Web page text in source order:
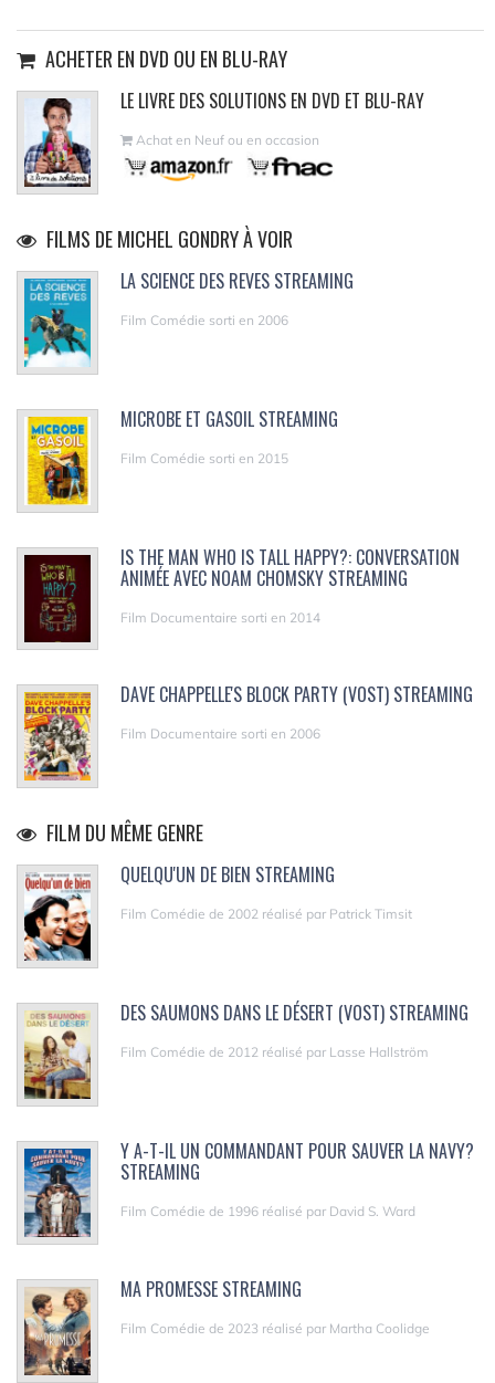
ACHETER EN DVD OU EN BLU-RAY
LE LIVRE DES SOLUTIONS EN DVD ET BLU-RAY
Achat en Neuf ou en occasion
FILMS DE MICHEL GONDRY À VOIR
LA SCIENCE DES REVES STREAMING
Film Comédie sorti en 2006
MICROBE ET GASOIL STREAMING
Film Comédie sorti en 2015
IS THE MAN WHO IS TALL HAPPY?: CONVERSATION
ANIMÉE AVEC NOAM CHOMSKY STREAMING
Film Documentaire sorti en 2014
DAVE CHAPPELLE'S BLOCK PARTY (VOST) STREAMING
Film Documentaire sorti en 2006
FILM DU MÊME GENRE
QUELQU'UN DE BIEN STREAMING
Film Comédie de 2002 réalisé par Patrick Timsit
DES SAUMONS DANS LE DÉSERT (VOST) STREAMING
Film Comédie de 2012 réalisé par Lasse Hallström
Y A-T-IL UN COMMANDANT POUR SAUVER LA NAVY?
STREAMING
Film Comédie de 1996 réalisé par David S. Ward
MA PROMESSE STREAMING
Film Comédie de 2023 réalisé par Martha Coolidge